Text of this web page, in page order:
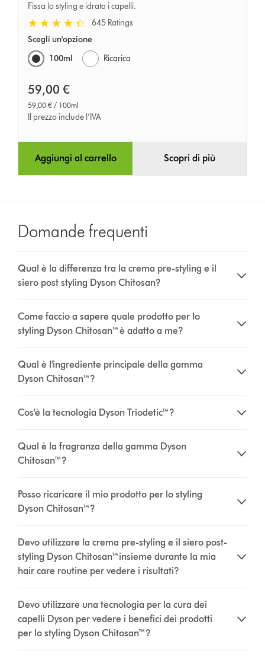
Fissa lo styling e idrata i capelli.
645 Ratings
Scegli un'opzione
100ml
Ricarica
59,00 €
59,00 € / 100ml
Il prezzo include l’IVA
Aggiungi al carrello Scopri di più
Domande frequenti
Qual è la differenza tra la crema pre-styling e il
siero post styling Dyson Chitosan?
Come faccio a sapere quale prodotto per lo
styling Dyson Chitosan™ è adatto a me?
Qual è l'ingrediente principale della gamma
Dyson Chitosan™?
Cos'è la tecnologia Dyson Triodetic™?
Qual è la fragranza della gamma Dyson
Chitosan™?
Posso ricaricare il mio prodotto per lo styling
Dyson Chitosan™?
Devo utilizzare la crema pre-styling e il siero post-
styling Dyson Chitosan™insieme durante la mia
hair care routine per vedere i risultati?
Devo utilizzare una tecnologia per la cura dei
capelli Dyson per vedere i benefici dei prodotti
per lo styling Dyson Chitosan™?